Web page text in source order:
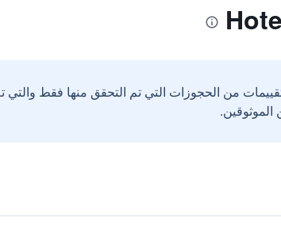
من الحجوزات التي تم التحقق منها فقط